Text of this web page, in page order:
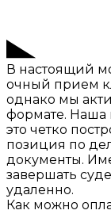
В настоящий
очный прием
однако мы
формате. Наша
это четко
позиция по
документы.
завершать
удаленно.
Как можно